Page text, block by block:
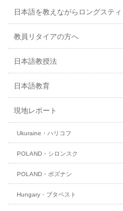
日本語を教えながらロングスティ
教員リタイアの方へ
日本語教授法
日本語教育
現地レポート
Ukuraine・ハリコフ
POLAND・シロンスク
POLAND・ポズナン
Hungary・ブタペスト